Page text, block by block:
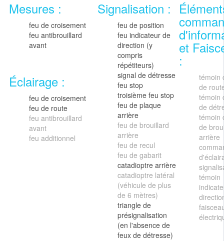
Mesures :
feu de croisement
feu antibrouillard
avant
Éclairage :
feu de croisement
feu de route
feu antibrouillard
avant
feu additionnel
Signalisation :
feu de position
feu indicateur de
direction (y
compris
répétiteurs)
signal de détresse
feu stop
troisième feu stop
feu de plaque
arrière
feu de brouillard
arrière
feu de recul
feu de gabarit
catadioptre arrière
catadioptre latéral
(véhicule de plus
de 6 mètres)
triangle de
présignalisation
(en l'absence de
feux de détresse)
et
:
témoin
de
témoin
de
témoin
de
arrière
témoin